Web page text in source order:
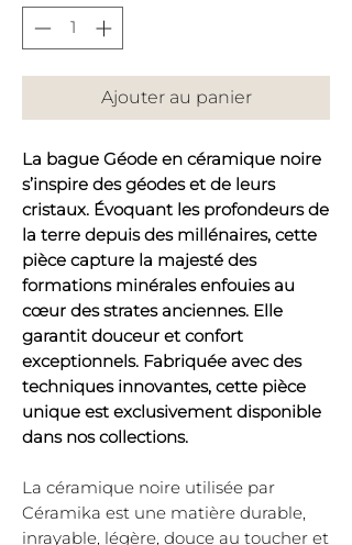
Ajouter au panier
La bague Géode en céramique noire
s’inspire des géodes et de leurs
cristaux. Évoquant les profondeurs de
la terre depuis des millénaires, cette
pièce capture la majesté des
formations minérales enfouies au
cœur des strates anciennes. Elle
garantit douceur et confort
exceptionnels. Fabriquée avec des
techniques innovantes, cette pièce
unique est exclusivement disponible
dans nos collections.
La céramique noire utilisée par
Céramika est une matière durable,
inrayable, légère, douce au toucher et